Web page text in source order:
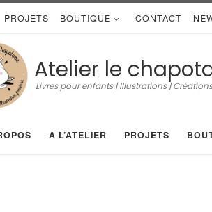
PROJETS BOUTIQUE CONTACT
Atelier le
Livres pour enfants | Illustrations |
A L’ATELIER PROJETS